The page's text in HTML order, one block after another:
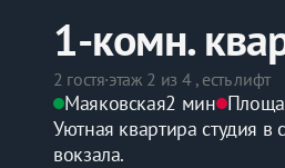
1-комн.
2 гостя·этаж 2 из 4 , есть лифт
Маяковская2 мин
Уютная квартира студия
вокзала.